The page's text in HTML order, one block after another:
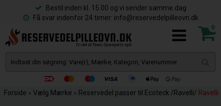
Bestil inden kl. 15.00 og vi sender samme dag
Få svar indenfor 24 timer: info@reservedelpilleovn.dk
0
Forside » Vælg Mærke » Reservedel passer til Ecoteck /Ravelli/ Ravelli